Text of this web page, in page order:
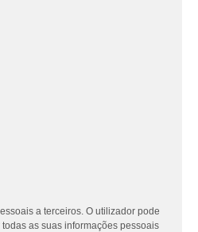
a terceiros. O utilizador pode
as suas informações pessoais